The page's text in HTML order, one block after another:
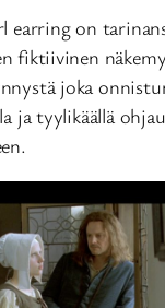
earring on
fiktiivinen
joka
ja tyylikäällä